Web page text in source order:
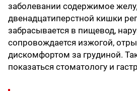
заболевании содержимое
двенадцатиперстной кишки
забрасывается в пищевод,
сопровождается изжогой,
дискомфортом за грудиной.
показаться стоматологу и